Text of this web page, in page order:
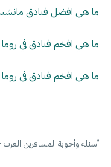
ما هي افضل فنادق
ما هي افخم فنادق في
ما هي افخم فنادق في
أسئلة وأجوبة المسافرين